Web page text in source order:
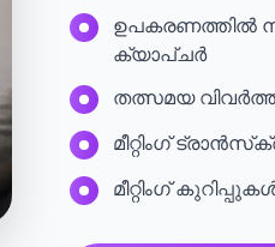
ഉപകരണത്തിൽ
ക്യാപ്ചർ
തത്സമയ
മീറ്റിംഗ്
മീറ്റിംഗ്